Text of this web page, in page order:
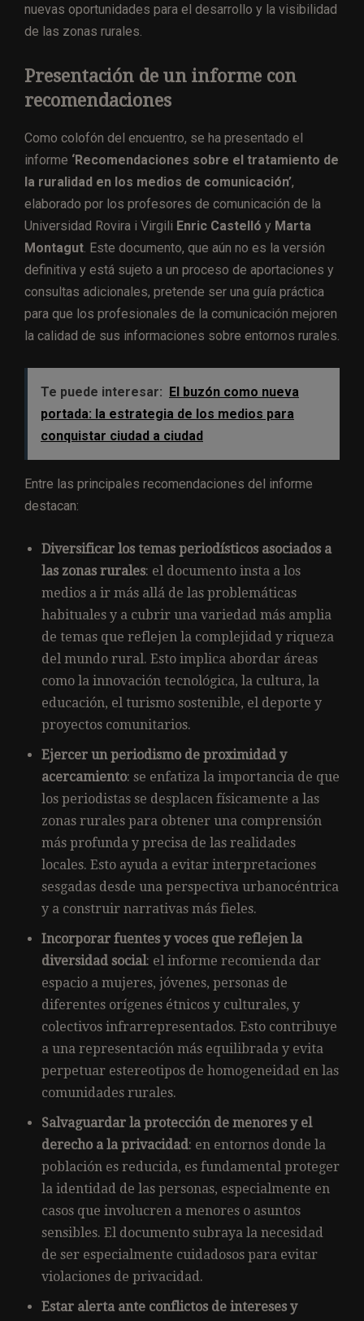
nuevas oportunidades para el desarrollo y la visibilidad
de las zonas rurales.
Presentación de un informe con
recomendaciones
Como colofón del encuentro, se ha presentado el
informe ‘Recomendaciones sobre el tratamiento de
la ruralidad en los medios de comunicación’,
elaborado por los profesores de comunicación de la
Universidad Rovira i Virgili Enric Castelló y Marta
Montagut . Este documento, que aún no es la versión
definitiva y está sujeto a un proceso de aportaciones y
consultas adicionales, pretende ser una guía práctica
para que los profesionales de la comunicación mejoren
la calidad de sus informaciones sobre entornos rurales.
Te puede interesar: El buzón como nueva
portada: la estrategia de los medios para
conquistar ciudad a ciudad
Entre las principales recomendaciones del informe
destacan:
Diversificar los temas periodísticos asociados a
las zonas rurales: el documento insta a los
medios a ir más allá de las problemáticas
habituales y a cubrir una variedad más amplia
de temas que reflejen la complejidad y riqueza
del mundo rural. Esto implica abordar áreas
como la innovación tecnológica, la cultura, la
educación, el turismo sostenible, el deporte y
proyectos comunitarios.
Ejercer un periodismo de proximidad y
acercamiento: se enfatiza la importancia de que
los periodistas se desplacen físicamente a las
zonas rurales para obtener una comprensión
más profunda y precisa de las realidades
locales. Esto ayuda a evitar interpretaciones
sesgadas desde una perspectiva urbanocéntrica
y a construir narrativas más fieles.
Incorporar fuentes y voces que reflejen la
diversidad social: el informe recomienda dar
espacio a mujeres, jóvenes, personas de
diferentes orígenes étnicos y culturales, y
colectivos infrarrepresentados. Esto contribuye
a una representación más equilibrada y evita
perpetuar estereotipos de homogeneidad en las
comunidades rurales.
Salvaguardar la protección de menores y el
derecho a la privacidad: en entornos donde la
población es reducida, es fundamental proteger
la identidad de las personas, especialmente en
casos que involucren a menores o asuntos
sensibles. El documento subraya la necesidad
de ser especialmente cuidadosos para evitar
violaciones de privacidad.
Estar alerta ante conflictos de intereses y